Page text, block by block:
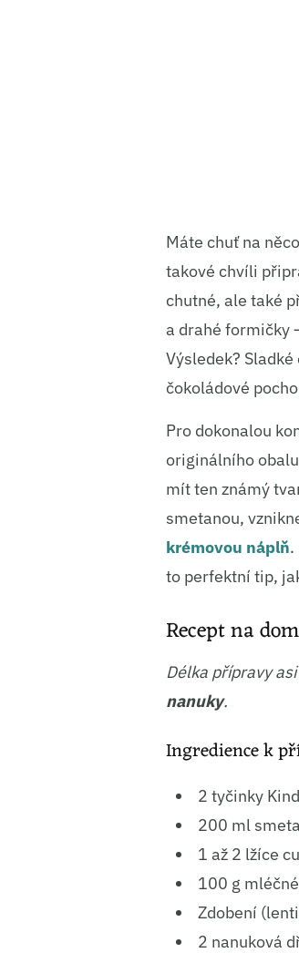
Máte chuť na
takové chvíli
chutné, ale také
a drahé formičky
Výsledek?
čokoládové
Pro dokonalou
originálního
mít ten známý
smetanou,
krémovou náplň.
to perfektní tip,
Recept na
Délka přípravy asi
nanuky.
Ingredience k
2 tyčinky
200 ml
1 až 2 lžíce
100 g
Zdobení
2 nanuková